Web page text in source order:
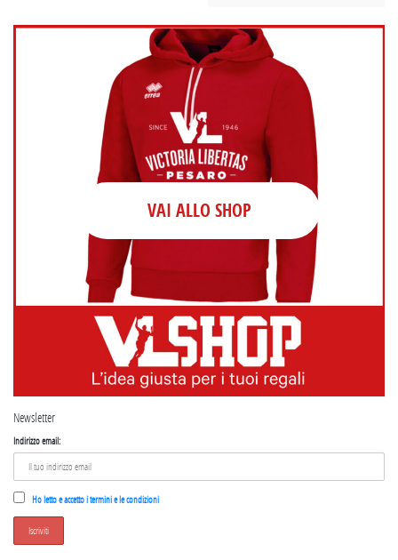
VAI ALLO SHOP
Newsletter
Indirizzo email:
Ho letto e accetto i termini e le condizioni